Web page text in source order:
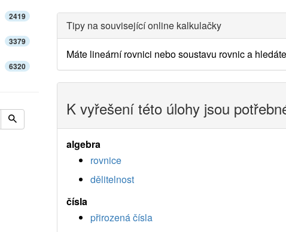
Tipy na související online kalkulačky
Máte lineární rovnici nebo soustavu rovnic a
K vyřešení této úlohy jsou
algebra
rovnice
dělitelnost
čísla
přirozená čísla
2419
3379
6320